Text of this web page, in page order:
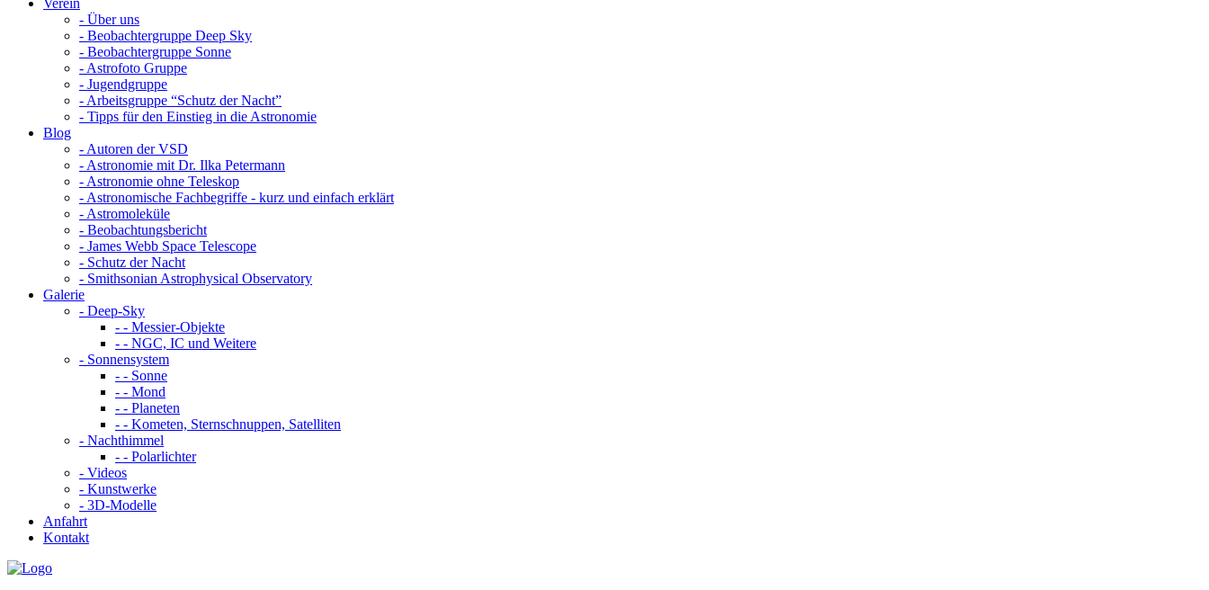
Verein
- Über uns
- Beobachtergruppe Deep Sky
- Beobachtergruppe Sonne
- Astrofoto Gruppe
- Jugendgruppe
- Arbeitsgruppe “Schutz der Nacht”
- Tipps für den Einstieg in die Astronomie
Blog
- Autoren der VSD
- Astronomie mit Dr. Ilka Petermann
- Astronomie ohne Teleskop
- Astronomische Fachbegriffe - kurz und einfach erklärt
- Astromoleküle
- Beobachtungsbericht
- James Webb Space Telescope
- Schutz der Nacht
- Smithsonian Astrophysical Observatory
Galerie
- Deep-Sky
- - Messier-Objekte
- - NGC, IC und Weitere
- Sonnensystem
- - Sonne
- - Mond
- - Planeten
- - Kometen, Sternschnuppen, Satelliten
- Nachthimmel
- - Polarlichter
- Videos
- Kunstwerke
- 3D-Modelle
Anfahrt
Kontakt